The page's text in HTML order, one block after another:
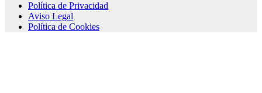
Política de Privacidad
Aviso Legal
Política de Cookies